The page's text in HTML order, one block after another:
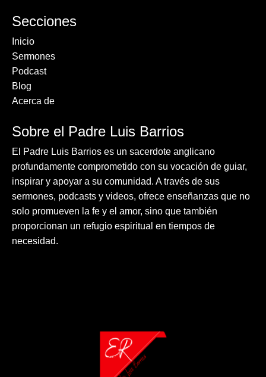
Secciones
Inicio
Sermones
Podcast
Blog
Acerca de
Sobre el Padre Luis Barrios
El Padre Luis Barrios es un sacerdote anglicano
profundamente comprometido con su vocación de guiar,
inspirar y apoyar a su comunidad. A través de sus
sermones, podcasts y videos, ofrece enseñanzas que no
solo promueven la fe y el amor, sino que también
proporcionan un refugio espiritual en tiempos de
necesidad.